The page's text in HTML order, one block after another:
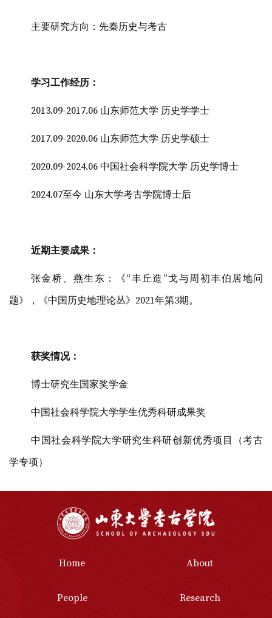
主要研究方向：先秦历史与考古
学习工作经历：
2013.09-2017.06 山东师范大学 历史学学士
2017.09-2020.06 山东师范大学 历史学硕士
2020.09-2024.06 中国社会科学院大学 历史学博士
2024.07至今 山东大学考古学院博士后
近期主要成果：
张金桥、燕生东：《“丰丘造”戈与周初丰伯居地问
题》，《中国历史地理论丛》2021年第3期。
获奖情况：
博士研究生国家奖学金
中国社会科学院大学学生优秀科研成果奖
中国社会科学院大学研究生科研创新优秀项目（考古
学专项）
Home About
People Research